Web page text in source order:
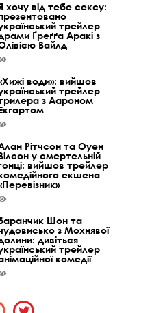
хочу від тебе сексу:
трейлер
Ґреґґа Аракі з
Вайлд
води»: вийшов
трейлер
з Аароном
Рітчсон та Оуен
у смертельній
вийшов трейлер
екшена
Шон та
з Мохнявої
дивіться
трейлер
комедії